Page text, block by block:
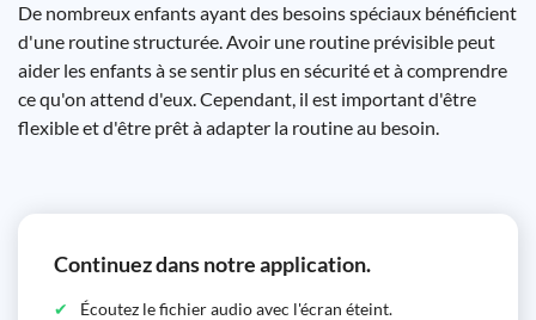
De nombreux enfants ayant des besoins spéciaux bénéficient
d'une routine structurée. Avoir une routine prévisible peut
aider les enfants à se sentir plus en sécurité et à comprendre
ce qu'on attend d'eux. Cependant, il est important d'être
flexible et d'être prêt à adapter la routine au besoin.
Continuez dans notre application.
Écoutez le fichier audio avec l'écran éteint.